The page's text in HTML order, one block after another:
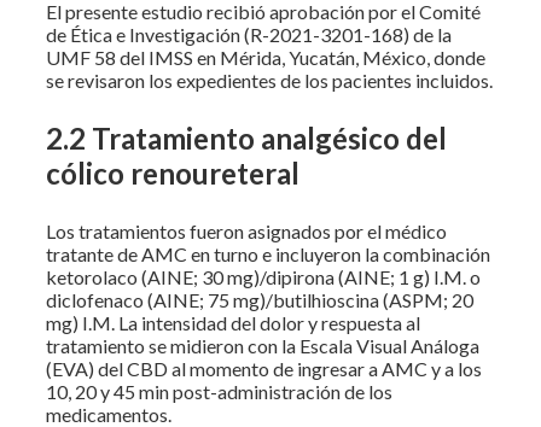
El presente estudio recibió aprobación por el Comité
de Ética e Investigación (R-2021-3201-168) de la
UMF 58 del IMSS en Mérida, Yucatán, México, donde
se revisaron los expedientes de los pacientes incluidos.
2.2 Tratamiento analgésico del
cólico renoureteral
Los tratamientos fueron asignados por el médico
tratante de AMC en turno e incluyeron la combinación
ketorolaco (AINE; 30 mg)/dipirona (AINE; 1 g) I.M. o
diclofenaco (AINE; 75 mg)/butilhioscina (ASPM; 20
mg) I.M. La intensidad del dolor y respuesta al
tratamiento se midieron con la Escala Visual Análoga
(EVA) del CBD al momento de ingresar a AMC y a los
10, 20 y 45 min post-administración de los
medicamentos.